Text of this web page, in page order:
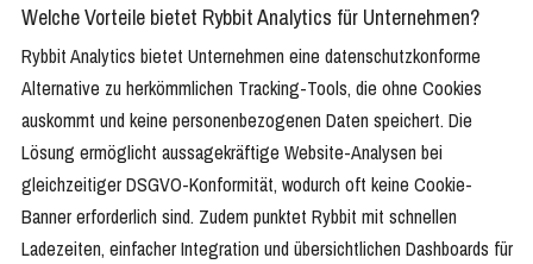
Welche Vorteile bietet Rybbit Analytics für Unternehmen?
Rybbit Analytics bietet Unternehmen eine datenschutzkonforme
Alternative zu herkömmlichen Tracking-Tools, die ohne Cookies
auskommt und keine personenbezogenen Daten speichert. Die
Lösung ermöglicht aussagekräftige Website-Analysen bei
gleichzeitiger DSGVO-Konformität, wodurch oft keine Cookie-
Banner erforderlich sind. Zudem punktet Rybbit mit schnellen
Ladezeiten, einfacher Integration und übersichtlichen Dashboards für